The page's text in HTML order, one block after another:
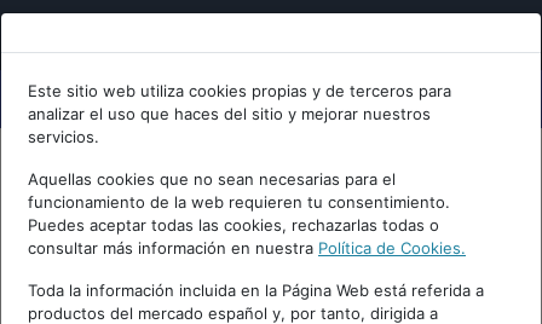
Este sitio web utiliza cookies propias y de terceros para
analizar el uso que haces del sitio y mejorar nuestros
servicios.
Aquellas cookies que no sean necesarias para el
funcionamiento de la web requieren tu consentimiento.
Puedes aceptar todas las cookies, rechazarlas todas o
consultar más información en nuestra Política de Cookies.
Toda la información incluida en la Página Web está referida a
productos del mercado español y, por tanto, dirigida a